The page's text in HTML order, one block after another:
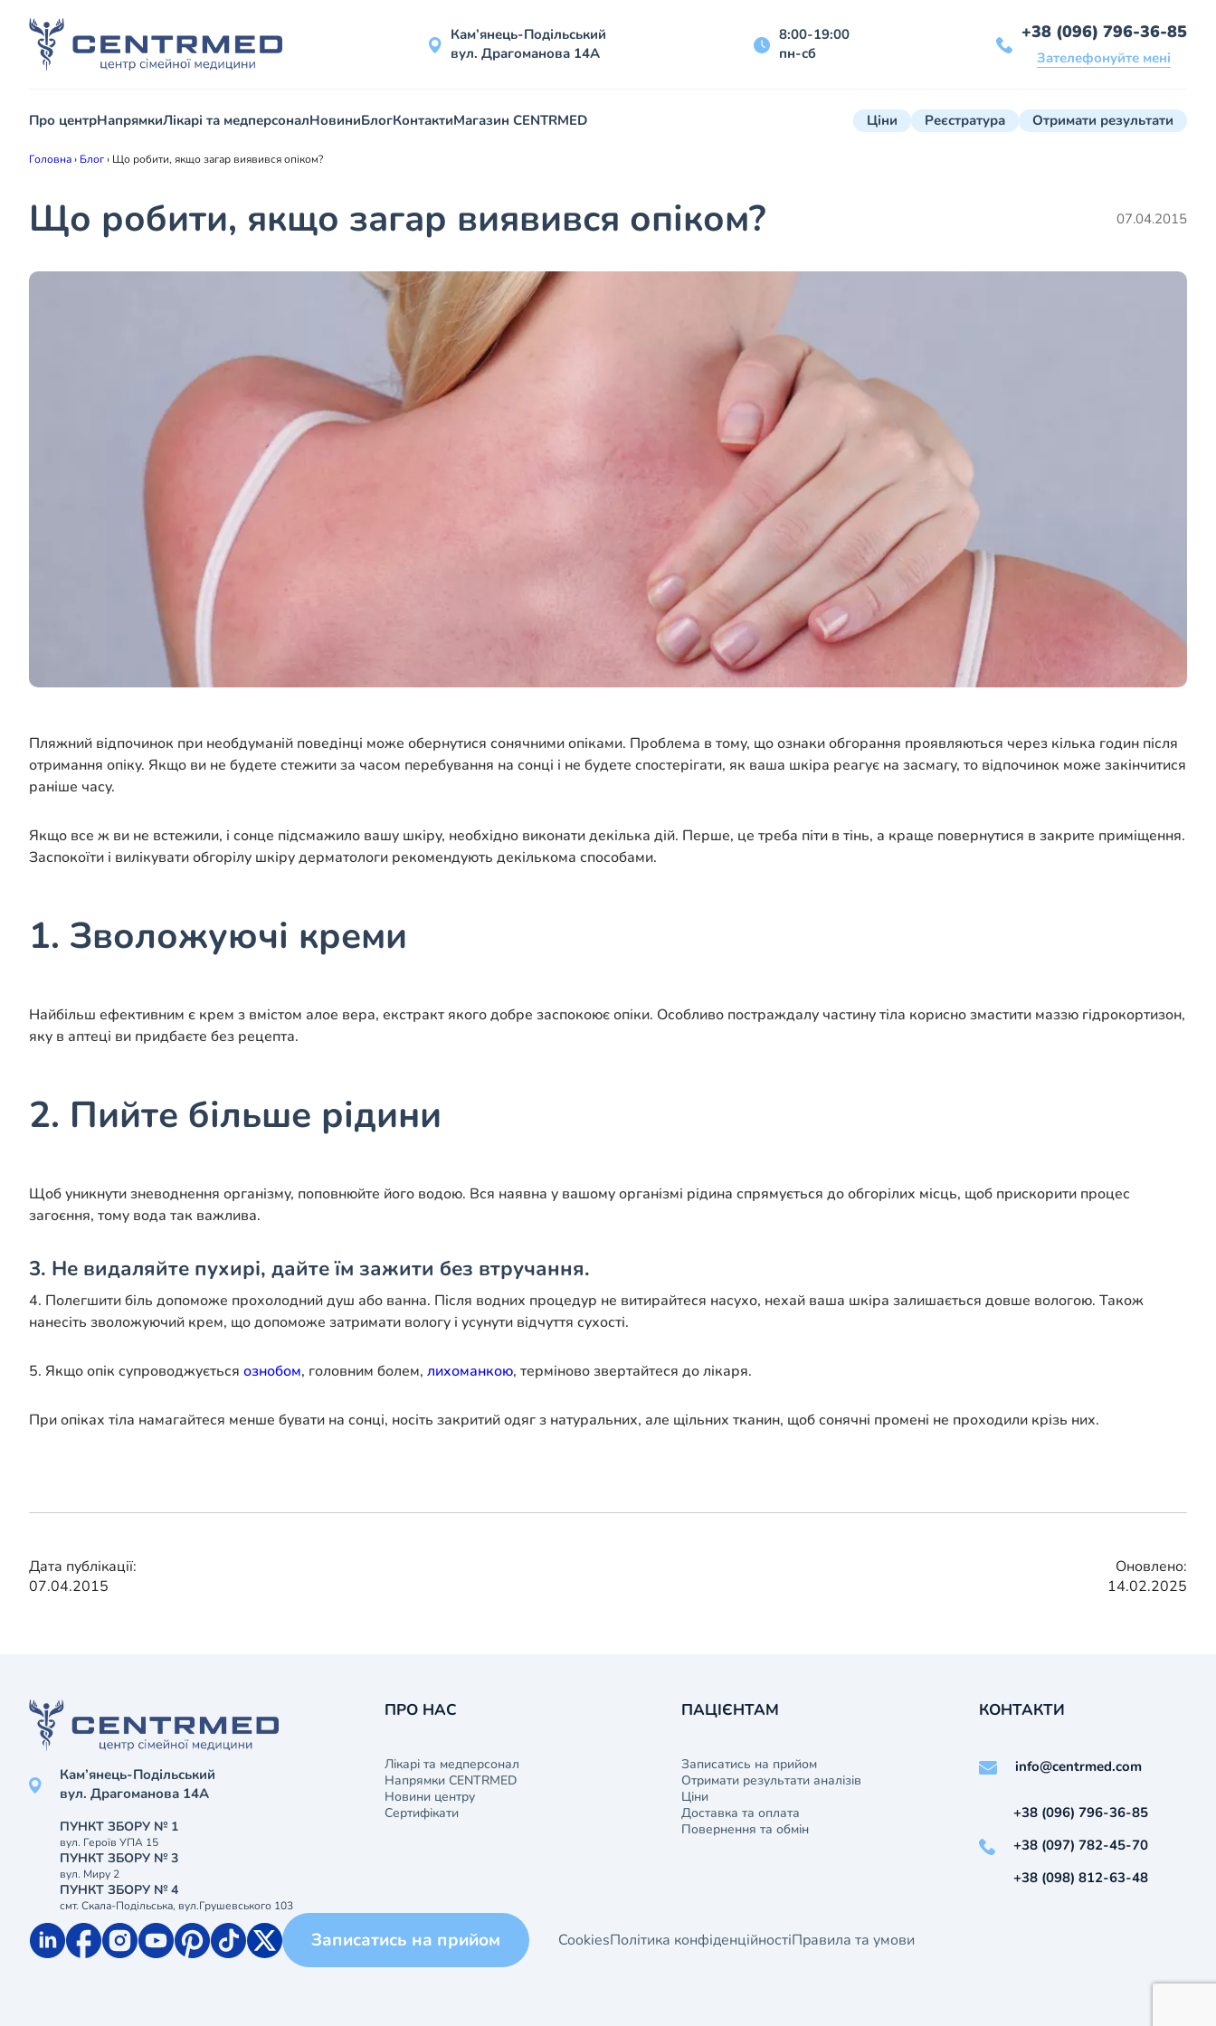
Кам’янець-Подільський
вул. Драгоманова 14А
8:00-19:00
пн-сб
+38 (096) 796-36-85
Зателефонуйте мені
Про центрНапрямкиЛікарі та медперсоналНовиниБлогКонтактиМагазин CENTRMED Ціни Реєстратура Отримати результати
Головна› Блог› Що робити, якщо загар виявився опіком?
Що робити, якщо загар виявився опіком? 07.04.2015
Пляжний відпочинок при необдуманій поведінці може обернутися сонячними опіками. Проблема в тому, що ознаки обгорання проявляються через кілька годин після
отримання опіку. Якщо ви не будете стежити за часом перебування на сонці і не будете спостерігати, як ваша шкіра реагує на засмагу, то відпочинок може закінчитися
раніше часу.
Якщо все ж ви не встежили, і сонце підсмажило вашу шкіру, необхідно виконати декілька дій. Перше, це треба піти в тінь, а краще повернутися в закрите приміщення.
Заспокоїти і вилікувати обгорілу шкіру дерматологи рекомендують декількома способами.
1. Зволожуючі креми
Найбільш ефективним є крем з вмістом алое вера, екстракт якого добре заспокоює опіки. Особливо постраждалу частину тіла корисно змастити маззю гідрокортизон,
яку в аптеці ви придбаєте без рецепта.
2. Пийте більше рідини
Щоб уникнути зневоднення організму, поповнюйте його водою. Вся наявна у вашому організмі рідина спрямується до обгорілих місць, щоб прискорити процес
загоєння, тому вода так важлива.
3. Не видаляйте пухирі, дайте їм зажити без втручання.
4. Полегшити біль допоможе прохолодний душ або ванна. Після водних процедур не витирайтеся насухо, нехай ваша шкіра залишається довше вологою. Також
нанесіть зволожуючий крем, що допоможе затримати вологу і усунути відчуття сухості.
5. Якщо опік супроводжується ознобом, головним болем, лихоманкою, терміново звертайтеся до лікаря.
При опіках тіла намагайтеся менше бувати на сонці, носіть закритий одяг з натуральних, але щільних тканин, щоб сонячні промені не проходили крізь них.
Дата публікації:
07.04.2015
Оновлено:
14.02.2025
Кам’янець-Подільський
вул. Драгоманова 14А
ПУНКТ ЗБОРУ № 1
вул. Героїв УПА 15
ПУНКТ ЗБОРУ № 3
вул. Миру 2
ПУНКТ ЗБОРУ № 4
смт. Скала-Подільська, вул.Грушевського 103
ПРО НАС
Лікарі та медперсонал
Напрямки CENTRMED
Новини центру
Сертифікати
ПАЦІЄНТАМ
Записатись на прийом
Отримати результати аналізів
Ціни
Доставка та оплата
Повернення та обмін
КОНТАКТИ
info@centrmed.com
+38 (096) 796-36-85
+38 (097) 782-45-70
+38 (098) 812-63-48
Записатись на прийом CookiesПолітика конфіденційностіПравила та умови